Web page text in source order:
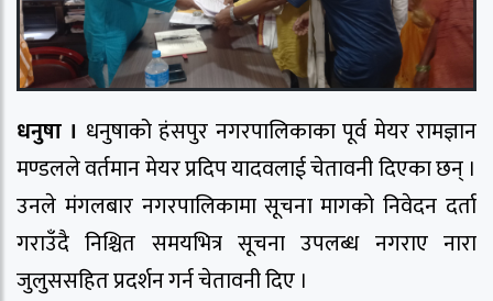
धनुषा । धनुषाको हंसपुर नगरपालिकाका पूर्व मेयर रामज्ञान
मण्डलले वर्तमान मेयर प्रदिप यादवलाई चेतावनी दिएका छन् ।
उनले मंगलबार नगरपालिकामा सूचना मागको निवेदन दर्ता
गराउँदै निश्चित समयभित्र सूचना उपलब्ध नगराए नारा
जुलुससहित प्रदर्शन गर्न चेतावनी दिए ।